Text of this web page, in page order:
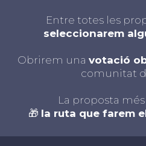
Entre totes les
seleccionarem
Obrirem unavotació
comunitat
La proposta més
🎁 la ruta que farem